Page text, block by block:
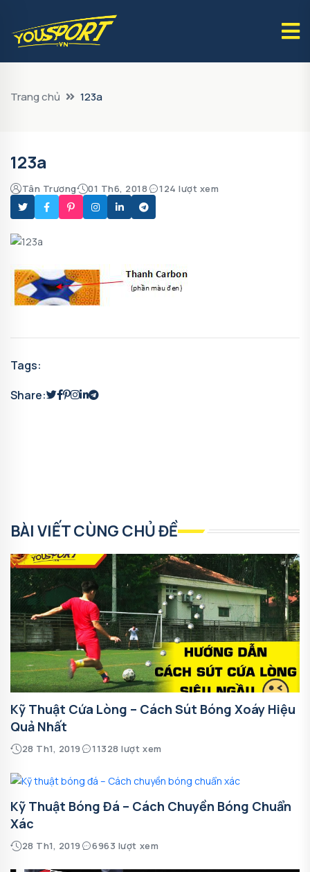
Trang chủ 123a
123a
Tân Trương 01 Th6, 2018 124 lượt xem
Tags:
Share:
BÀI VIẾT CÙNG CHỦ ĐỀ
Kỹ Thuật Cứa Lòng – Cách Sút Bóng Xoáy Hiệu
Quả Nhất
28 Th1, 2019 11328 lượt xem
Kỹ Thuật Bóng Đá – Cách Chuyền Bóng Chuẩn
Xác
28 Th1, 2019 6963 lượt xem